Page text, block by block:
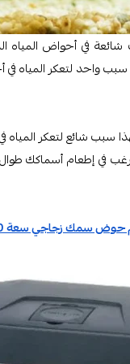
في أحواض المياه
سبب واحد لتعكر المياه
فهذا سبب شائع لتعكر
في إطعام أسماكك طوال
سمك زجاجي سعة 20لتر مع فلتر- اسود